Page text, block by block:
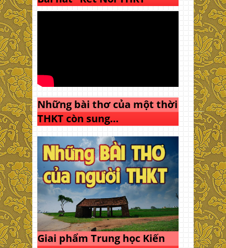
Những bài thơ của một thời
THKT còn sung…
Giai phẩm Trung học Kiến